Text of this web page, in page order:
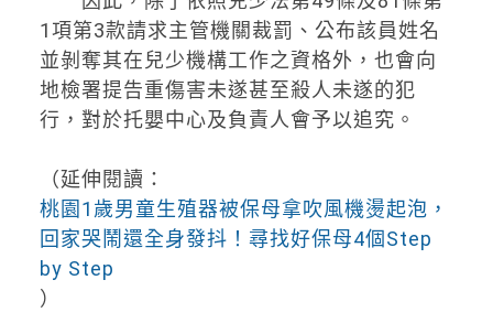
1項第3款請求主管機關裁罰、公布該員姓名
並剝奪其在兒少機構工作之資格外，也會向
地檢署提告重傷害未遂甚至殺人未遂的犯
行，對於托嬰中心及負責人會予以追究。
（延伸閱讀：
桃園1歲男童生殖器被保母拿吹風機燙起泡，
回家哭鬧還全身發抖！尋找好保母4個Step
by Step
）